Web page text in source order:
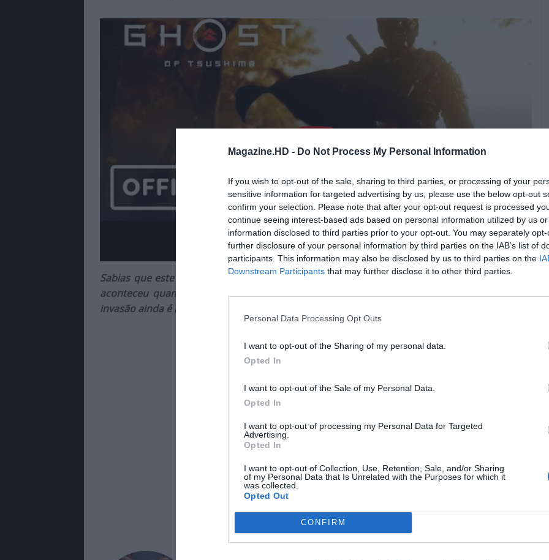
Magazine.HD - Do Not Process My Personal Information
If you wish to opt-out of the sale, sharing to third parties, or processing of your
sensitive information for targeted advertising by us, please use the below opt-out
confirm your selection. Please note that after your opt-out request is processed
continue seeing interest-based ads based on personal information utilized by us
information disclosed to third parties prior to your opt-out. You may separately
further disclosure of your personal information by third parties on the IAB’s list of
participants. This information may also be disclosed by us to third parties on the
Downstream Participants that may further disclose it to other third parties.
Personal Data Processing Opt Outs
I want to opt-out of the Sharing of my personal data.
Opted In
I want to opt-out of the Sale of my Personal Data.
Opted In
I want to opt-out of processing my Personal Data for Targeted
Advertising.
Opted In
I want to opt-out of Collection, Use, Retention, Sale, and/or Sharing
of my Personal Data that Is Unrelated with the Purposes for which it
was collected.
Opted Out
CONFIRM
Sabias que este título quase foi exposto antes do tempo por um jornal de Tsushima? Tudo
aconteceu quando a equipa estava em fase de estudo da ilha. A história base é real e a
invasão ainda é lembrada na região!